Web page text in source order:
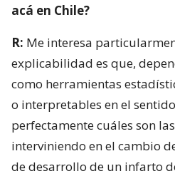
acá en Chile?
R: Me interesa
explicabilidad es que,
como herramientas
o interpretables en el
perfectamente cuáles son
interviniendo en el cambio
de desarrollo de un infarto